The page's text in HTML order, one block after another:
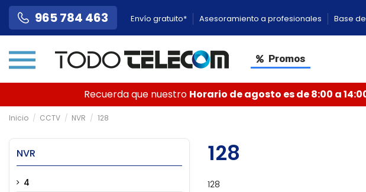
965 784 463 Envío gratuito* Asesoramiento a profesionales Base
Promos
Recuerda que nuestro Horario de agosto es de 8:00 a
Inicio CCTV NVR 128
128
128
NVR
4